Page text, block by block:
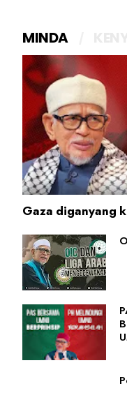
MINDA
Gaza diganyang